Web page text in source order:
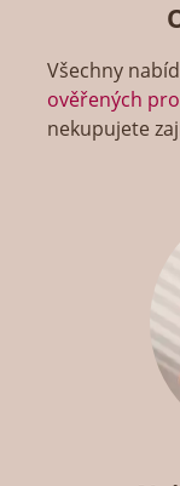
Všechny
ověřených
nekupujete